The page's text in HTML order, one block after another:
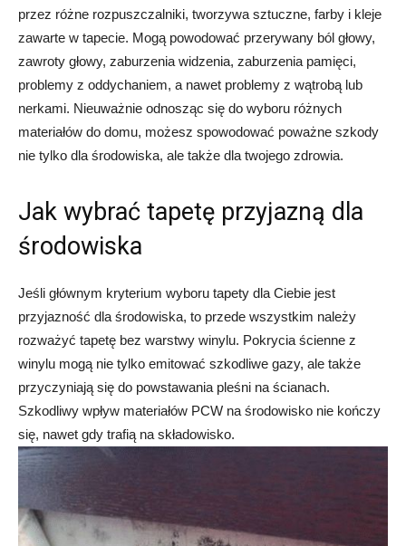
przez różne rozpuszczalniki, tworzywa sztuczne, farby i kleje
zawarte w tapecie. Mogą powodować przerywany ból głowy,
zawroty głowy, zaburzenia widzenia, zaburzenia pamięci,
problemy z oddychaniem, a nawet problemy z wątrobą lub
nerkami. Nieuważnie odnosząc się do wyboru różnych
materiałów do domu, możesz spowodować poważne szkody
nie tylko dla środowiska, ale także dla twojego zdrowia.
Jak wybrać tapetę przyjazną dla
środowiska
Jeśli głównym kryterium wyboru tapety dla Ciebie jest
przyjazność dla środowiska, to przede wszystkim należy
rozważyć tapetę bez warstwy winylu. Pokrycia ścienne z
winylu mogą nie tylko emitować szkodliwe gazy, ale także
przyczyniają się do powstawania pleśni na ścianach.
Szkodliwy wpływ materiałów PCW na środowisko nie kończy
się, nawet gdy trafią na składowisko.